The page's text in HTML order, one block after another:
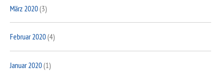
März 2020(3)
Februar 2020(4)
Januar 2020(1)